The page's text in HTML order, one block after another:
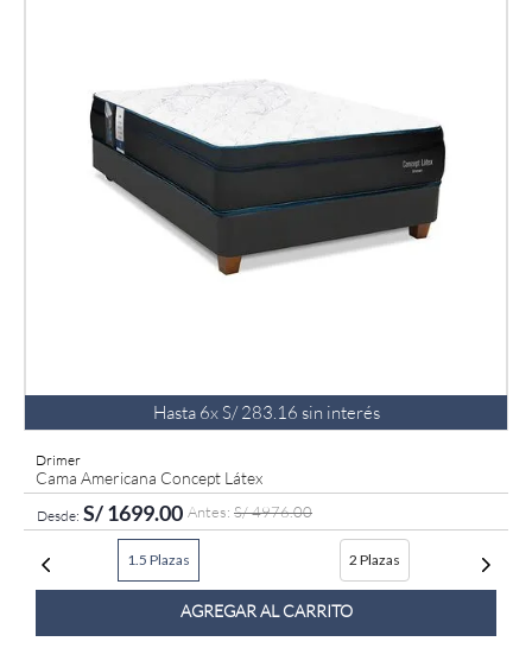
Hasta 6xS/ 283 16 sin interés
Drimer
Cama Americana Concept Látex
S/1699.00 S/4976.00
1.5 Plazas 2 Plazas
AGREGAR AL CARRITO